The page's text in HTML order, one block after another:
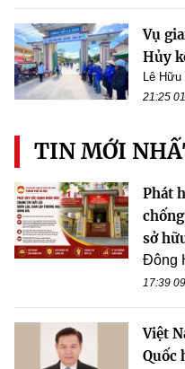
Vụ
Hủy
Lê Hữu
21:25
TIN MỚI
Phát
sở
Đông
17:39
Việt
Quốc